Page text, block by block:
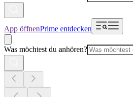
App öffnenPrime entdecken
Was möchtest du anhören?